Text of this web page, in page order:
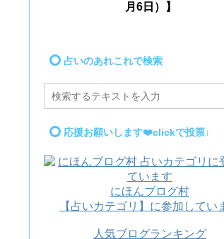
月6日）】
占いのあれこれで検索
応援お願いします❤️clickで投票↓
にほんブログ村
【占いカテゴリ】に参加してい
人気ブログランキング